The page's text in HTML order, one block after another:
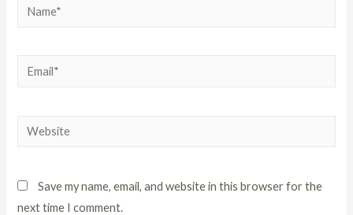
Save my name, email, and website in this browser for the
next time I comment.